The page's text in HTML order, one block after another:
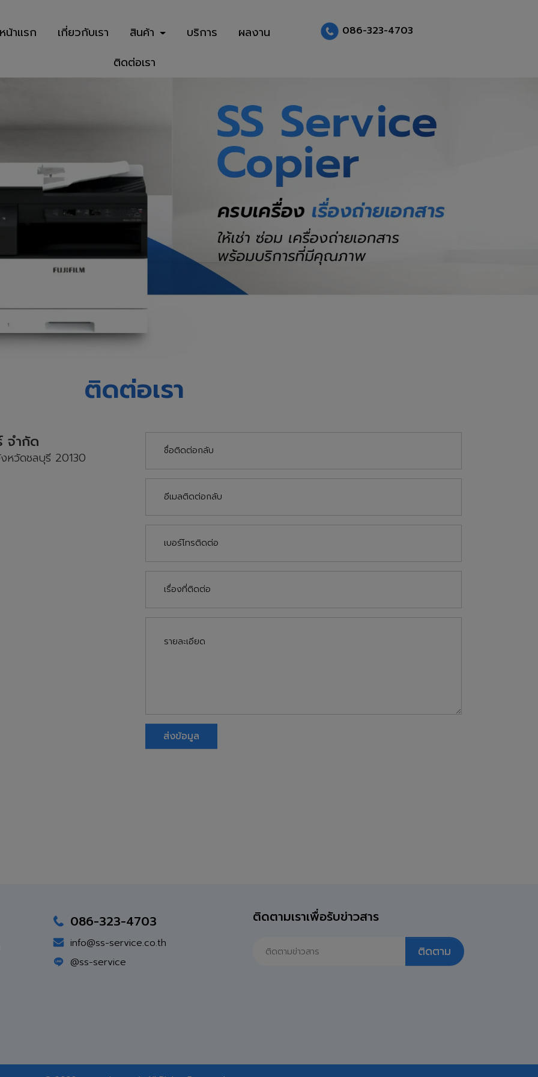
หน้าแรก เกี่ยวกับเรา สินค้า บริการ
ผลงาน
ติดต่อเรา
086-323-4703
ติดต่อเรา
จำกัด
หวัดชลบุรี 20130
ส่งข้อมูล
086-323-4703
info@ss-service.co.th
@ss-service
ติดตามเราเพื่อรับข่าวสาร
ติดตาม